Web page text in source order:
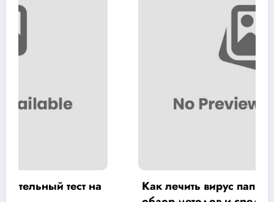
Как лечить вирус папилломы у мужчин: